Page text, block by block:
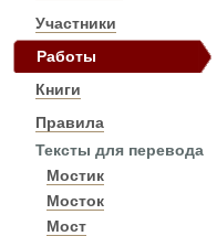
Участники
Работы
Книги
Правила
Тексты для перевода
Мостик
Мосток
Мост